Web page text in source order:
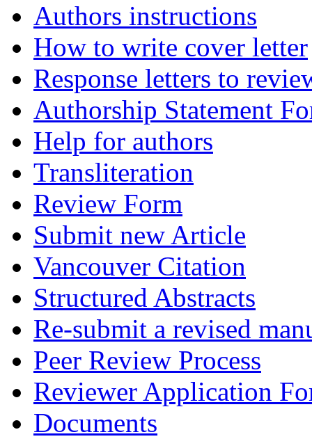
Authors instructions
How to write cover letter
Response letters to
Authorship Statement
Help for authors
Transliteration
Review Form
Submit new Article
Vancouver Citation
Structured Abstracts
Re-submit a revised
Peer Review Process
Reviewer Application
Documents